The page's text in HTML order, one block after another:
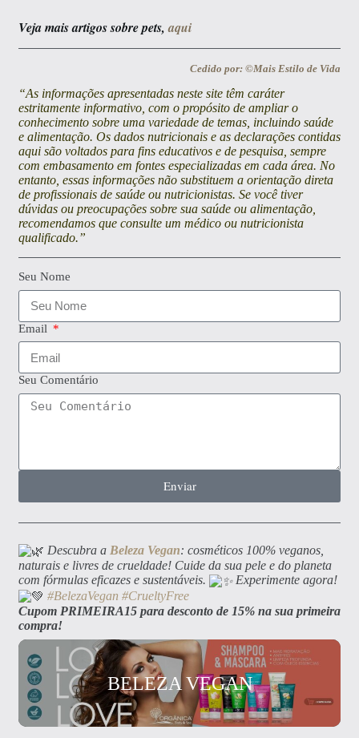
Veja mais artigos sobre pets,aqui
Cedido por: ©Mais Estilo de Vida
“As informações apresentadas neste site têm caráter
estritamente informativo, com o propósito de ampliar o
conhecimento sobre uma variedade de temas, incluindo saúde
e alimentação. Os dados nutricionais e as declarações contidas
aqui são voltados para fins educativos e de pesquisa, sempre
com embasamento em fontes especializadas em cada área. No
entanto, essas informações não substituem a orientação direta
de profissionais de saúde ou nutricionistas. Se você tiver
dúvidas ou preocupações sobre sua saúde ou alimentação,
recomendamos que consulte um médico ou nutricionista
qualificado.”
Seu Nome
Email
Seu Comentário
Enviar
Descubra a Beleza Vegan: cosméticos 100% veganos,
naturais e livres de crueldade! Cuide da sua pele e do planeta
com fórmulas eficazes e sustentáveis.
Experimente agora!
#BelezaVegan #CrueltyFree
Cupom PRIMEIRA15 para desconto de 15% na sua primeira
compra!
BELEZA VEGAN